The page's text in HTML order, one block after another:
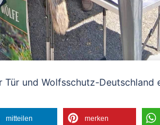
und Wolfsschutz-Deutschland
mitteilen merken